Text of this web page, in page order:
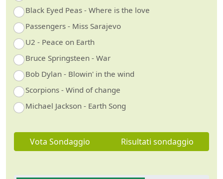
Black Eyed Peas - Where is the love
Passengers - Miss Sarajevo
U2 - Peace on Earth
Bruce Springsteen - War
Bob Dylan - Blowin' in the wind
Scorpions - Wind of change
Michael Jackson - Earth Song
Vota Sondaggio Risultati sondaggio